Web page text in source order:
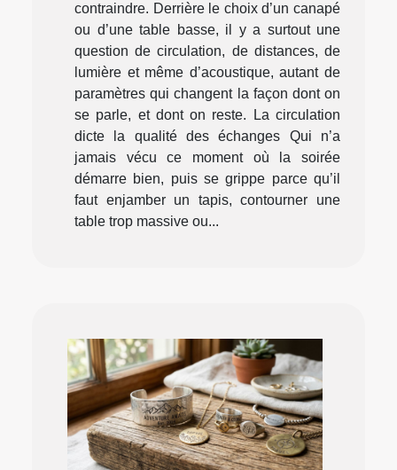
contraindre. Derrière le choix d’un canapé
ou d’une table basse, il y a surtout une
question de circulation, de distances, de
lumière et même d’acoustique, autant de
paramètres qui changent la façon dont on
se parle, et dont on reste. La circulation
dicte la qualité des échanges Qui n’a
jamais vécu ce moment où la soirée
démarre bien, puis se grippe parce qu’il
faut enjamber un tapis, contourner une
table trop massive ou...